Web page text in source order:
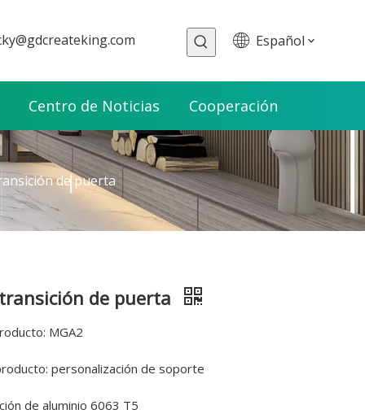
Español
Centro de Noticias Cooperación
de puerta
de puerta
MGA2
personalización de soporte
de aluminio 6063 T5